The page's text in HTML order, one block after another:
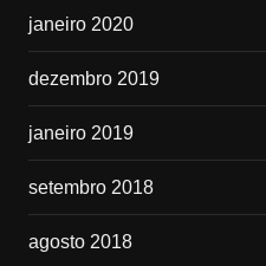
janeiro 2020
dezembro 2019
janeiro 2019
setembro 2018
agosto 2018